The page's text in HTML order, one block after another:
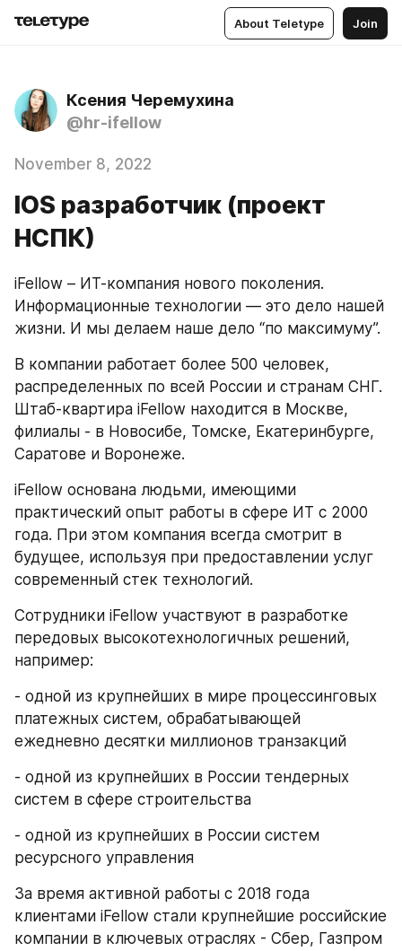
About Teletype Join
Ксения Черемухина
@hr-ifellow
November 8, 2022
IOS разработчик (проект
НСПК)
iFellow – ИТ-компания нового поколения.
Информационные технологии — это дело нашей
жизни. И мы делаем наше дело “по максимуму”.
В компании работает более 500 человек,
распределенных по всей России и странам СНГ.
Штаб-квартира iFellow находится в Москве,
филиалы - в Новосибе, Томске, Екатеринбурге,
Саратове и Воронеже.
iFellow основана людьми, имеющими
практический опыт работы в сфере ИТ с 2000
года. При этом компания всегда смотрит в
будущее, используя при предоставлении услуг
современный стек технологий.
Сотрудники iFellow участвуют в разработке
передовых высокотехнологичных решений,
например:
- одной из крупнейших в мире процессинговых
платежных систем, обрабатывающей
ежедневно десятки миллионов транзакций
- одной из крупнейших в России тендерных
систем в сфере строительства
- одной из крупнейших в России систем
ресурсного управления
За время активной работы с 2018 года
клиентами iFellow стали крупнейшие российские
компании в ключевых отраслях - Сбер, Газпром